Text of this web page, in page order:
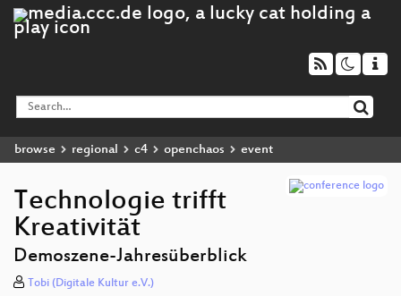
browse regional c4 openchaos event
Technologie trifft
Kreativität
Demoszene-Jahresüberblick
Tobi (Digitale Kultur e.V.)